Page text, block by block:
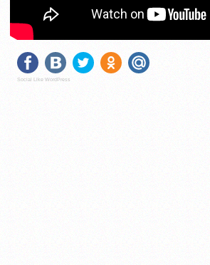
Social Like WordPress